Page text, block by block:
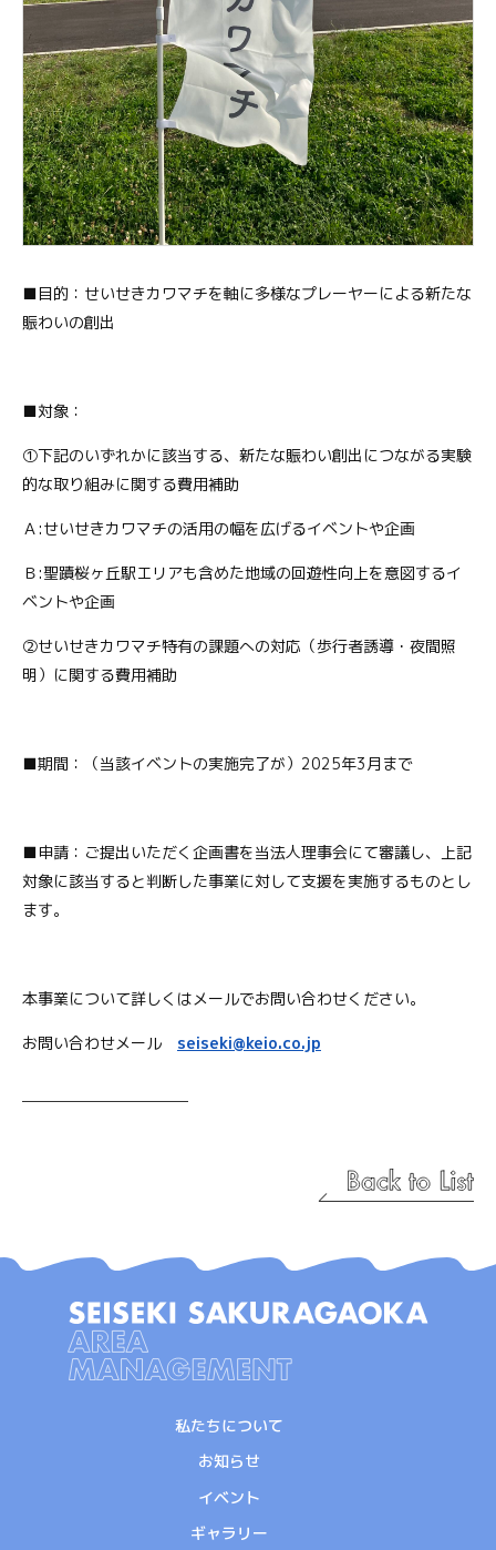
■目的：せいせきカワマチを軸に多様なプレーヤーによる新たな
賑わいの創出
■対象：
①下記のいずれかに該当する、新たな賑わい創出につながる実験
的な取り組みに関する費用補助
Ａ:せいせきカワマチの活用の幅を広げるイベントや企画
Ｂ:聖蹟桜ヶ丘駅エリアも含めた地域の回遊性向上を意図するイ
ベントや企画
②せいせきカワマチ特有の課題への対応（歩行者誘導・夜間照
明）に関する費用補助
■期間：（当該イベントの実施完了が）2025年3月まで
■申請：ご提出いただく企画書を当法人理事会にて審議し、上記
対象に該当すると判断した事業に対して支援を実施するものとし
ます。
本事業について詳しくはメールでお問い合わせください。
お問い合わせメール seiseki@keio.co.jp
私たちについて
お知らせ
イベント
ギャラリー